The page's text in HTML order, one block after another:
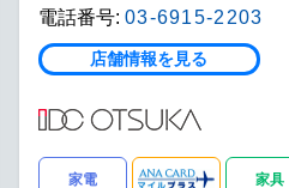
電話番号: 03-6915-2203
店舗情報を見る
家電 家具